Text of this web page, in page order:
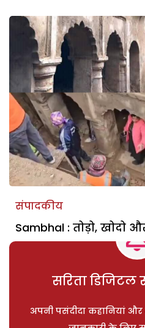
संपादकीय
Sambhal : तोड़ो, खोदो
सरिता डिजिटल
अपनी पसंदीदा कहानियां और